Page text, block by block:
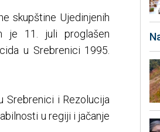
skupštine Ujedinjenih
je 11. juli proglašen
u Srebrenici 1995.
Srebrenici i Rezolucija
u regiji i jačanje